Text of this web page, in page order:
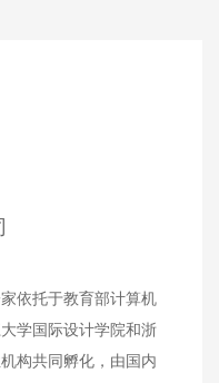
依托于教育部计算机
学国际设计学院和浙
构共同孵化，由国内